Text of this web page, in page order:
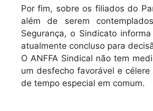
Por fim, sobre os filiados do
além de serem
Segurança, o Sindicato
atualmente concluso para
O ANFFA Sindical não tem
um desfecho favorável e
de tempo especial em comum.